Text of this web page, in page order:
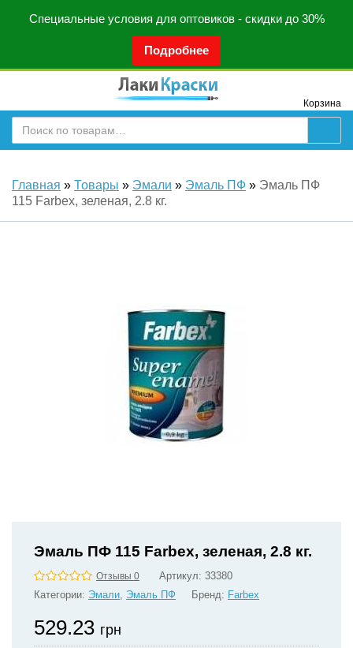
Специальные условия для оптовиков - скидки до 30%
Подробнее
Корзина
Главная » Товары » Эмали » Эмаль ПФ » Эмаль ПФ
115 Farbex, зеленая, 2.8 кг.
Эмаль ПФ 115 Farbex, зеленая, 2.8 кг.
Отзывы 0 Артикул: 33380
Категории: Эмали, Эмаль ПФ Бренд: Farbex
529.23 грн